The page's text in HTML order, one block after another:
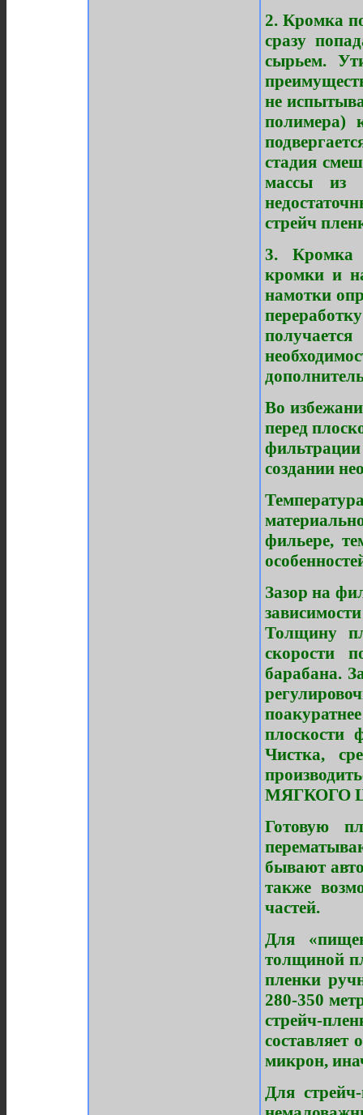
2. Кромка
сразу
сырьем.
не
полимера)
стадия
массы из
стрейч
3. Кромка
кромки и
намотки
Во
перед
создании
фильере,
Зазор на
Толщину
скорости
барабана.
плоскости
Чистка,
МЯГКОГО
Готовую
бывают
также
частей.
Для
толщиной
пленки
280-350
стрейч-
микрон,
Для